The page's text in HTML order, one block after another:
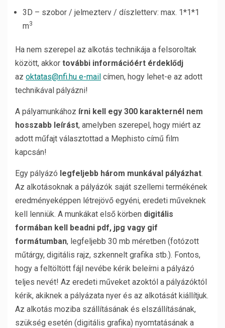
3D – szobor / jelmezterv / díszletterv: max. 1*1*1
m3
Ha nem szerepel az alkotás technikája a felsoroltak
között, akkor további információért érdeklődj
az oktatas@nfi.hu e-mail címen, hogy lehet-e az adott
technikával pályázni!
A pályamunkához írni kell egy 300 karakternél nem
hosszabb leírást, amelyben szerepel, hogy miért az
adott műfajt választottad a Mephisto című film
kapcsán!
Egy pályázó legfeljebb három munkával pályázhat.
Az alkotásoknak a pályázók saját szellemi termékének
eredményeképpen létrejövő egyéni, eredeti műveknek
kell lenniük. A munkákat első körben digitális
formában kell beadni pdf, jpg vagy gif
formátumban, legfeljebb 30 mb méretben (fotózott
műtárgy, digitális rajz, szkennelt grafika stb.). Fontos,
hogy a feltöltött fájl nevébe kérik beleírni a pályázó
teljes nevét! Az eredeti műveket azoktól a pályázóktól
kérik, akiknek a pályázata nyer és az alkotását kiállítjuk.
Az alkotás moziba szállításának és elszállításának,
szükség esetén (digitális grafika) nyomtatásának a